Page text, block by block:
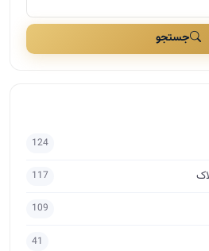
جستجو
124
117
109
41